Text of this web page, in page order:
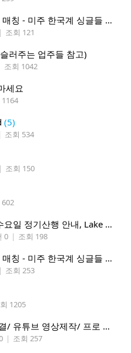
Couple.net 1:1 50만쌍 글로벌 매칭 - 미주 한국계 싱글들 모이세요
| 조회 121
러주는 업주들 참고)
조회 1042
세요
1164
(5)
조회 534
| 조회 150
602
*시애틀 산악회, 7/29/2026, 수요일 정기산행 안내, Lake 22*
0 | 조회 198
Couple.net 1:1 50만쌍 글로벌 매칭 - 미주 한국계 싱글들 모이세요
| 조회 253
1205
웹사이트 제작/ 컴퓨터 문제해결/ 유튜브 영상제작/ 프로 사진촬영
| 조회 257